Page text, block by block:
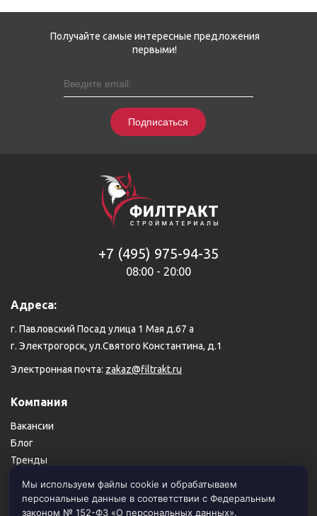
Получайте самые интересные предложения
первыми!
Подписаться
+7 (495) 975-94-35
08:00 - 20:00
Адреса:
г. Павловский Посад улица 1 Мая д.67 а
г. Электрогорск, ул.Святого Константина, д.1
Электронная почта: zakaz@filtrakt.ru
Компания
Вакансии
Блог
Тренды
Карта сайта
Пользовательское соглашение
Мы используем файлы cookie и обрабатываем
персональные данные в соответствии с Федеральным
законом № 152-ФЗ «О персональных данных».